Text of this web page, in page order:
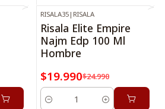
-20%OFF
RISALA35 | RISALA
Risala Elite Empire
Najm Edp 100 Ml
Hombre
$19.990$24.990
Cantidad